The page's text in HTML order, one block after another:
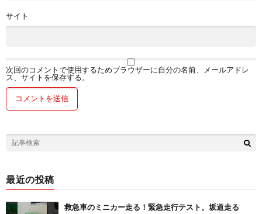
サイト
次回のコメントで使用するためブラウザーに自分の名前、メールアドレ
ス、サイトを保存する。
最近の投稿
救急車のミニカー走る！緊急走行テスト。坂道走る